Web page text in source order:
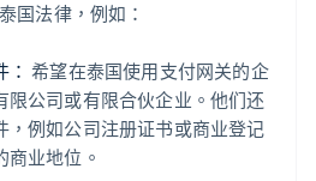
国法律，例如：
希望在泰国使用支付网关的企
限公司或有限合伙企业。他们还
，例如公司注册证书或商业登记
业地位。